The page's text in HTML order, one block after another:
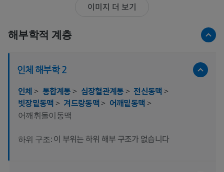
이미지 더 보기
해부학적 계층
인체 해부학 2
인체> 통합계통> 심장혈관계통> 전신동맥>
빗장밑동맥> 겨드랑동맥> 어깨밑동맥>
어깨휘돌이동맥
하위 구조: 이 부위는 하위 해부 구조가 없습니다